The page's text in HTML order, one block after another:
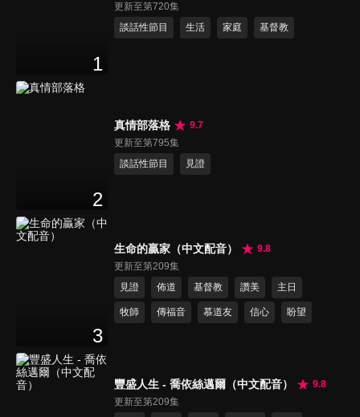
1
更新至第720集
談話性節目
生活 家庭 基督教
2
真情部落格
9.7
更新至第795集
談話性節目
見證
3
生命的贏家（中文配音）
9.8
更新至第209集
見證
佈道 基督教 讚美 主日
牧師 傳福音 慕道友 信心 盼望
豐盛人生 - 喬依絲邁爾（中文配音）
9.8
更新至第209集